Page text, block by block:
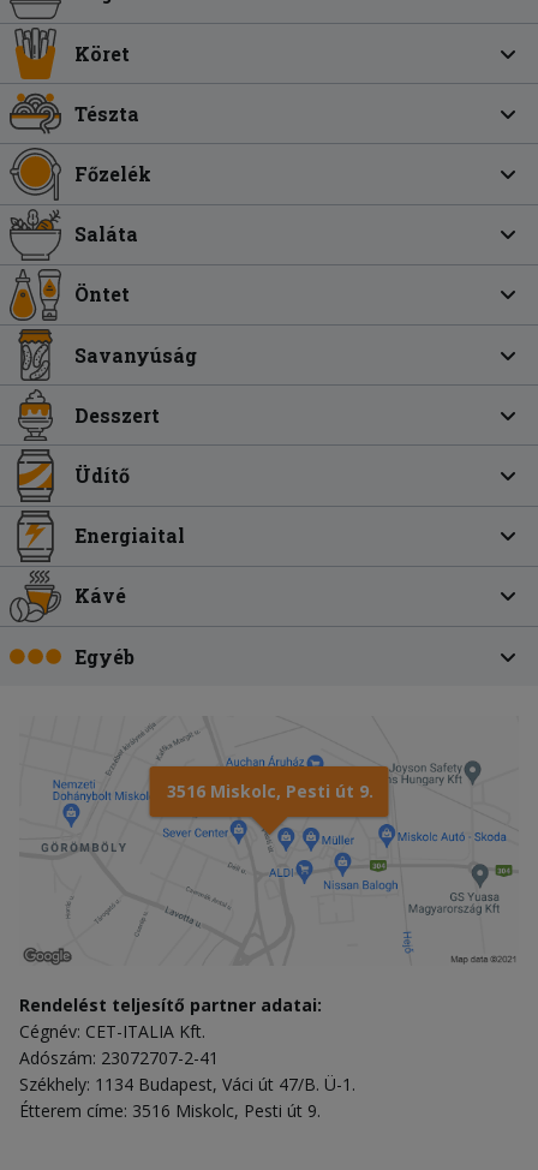
Köret
Tészta
Főzelék
Saláta
Öntet
Savanyúság
Desszert
Üdítő
Energiaital
Kávé
Egyéb
3516 Miskolc, Pesti út 9.
Rendelést teljesítő partner adatai:
Cégnév: CET-ITALIA Kft.
Adószám: 23072707-2-41
Székhely: 1134 Budapest, Váci út 47/B. Ü-1.
Étterem címe: 3516 Miskolc, Pesti út 9.